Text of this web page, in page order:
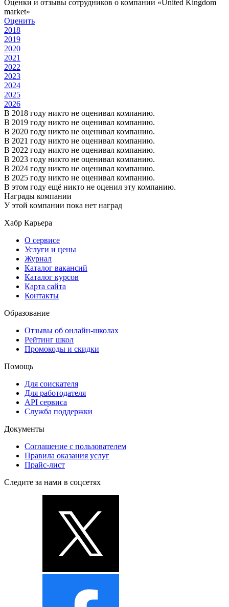
Оценки и отзывы сотрудников о компании «United Kingdom
market»
Оценить
2018
2019
2020
2021
2022
2023
2024
2025
2026
В 2018 году никто не оценивал компанию.
В 2019 году никто не оценивал компанию.
В 2020 году никто не оценивал компанию.
В 2021 году никто не оценивал компанию.
В 2022 году никто не оценивал компанию.
В 2023 году никто не оценивал компанию.
В 2024 году никто не оценивал компанию.
В 2025 году никто не оценивал компанию.
В этом году ещё никто не оценил эту компанию.
Награды компании
У этой компании пока нет наград
Хабр Карьера
О сервисе
Услуги и цены
Журнал
Каталог вакансий
Каталог курсов
Карта сайта
Контакты
Образование
Отзывы об онлайн-школах
Рейтинг школ
Промокоды и скидки
Помощь
Для соискателя
Для работодателя
API сервиса
Служба поддержки
Документы
Соглашение с пользователем
Правила оказания услуг
Прайс-лист
Следите за нами в соцсетях